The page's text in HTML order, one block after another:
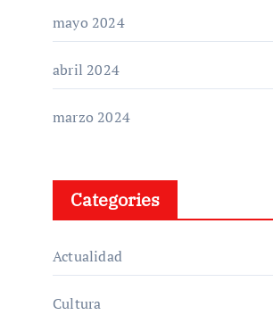
mayo 2024
abril 2024
marzo 2024
Categories
Actualidad
Cultura